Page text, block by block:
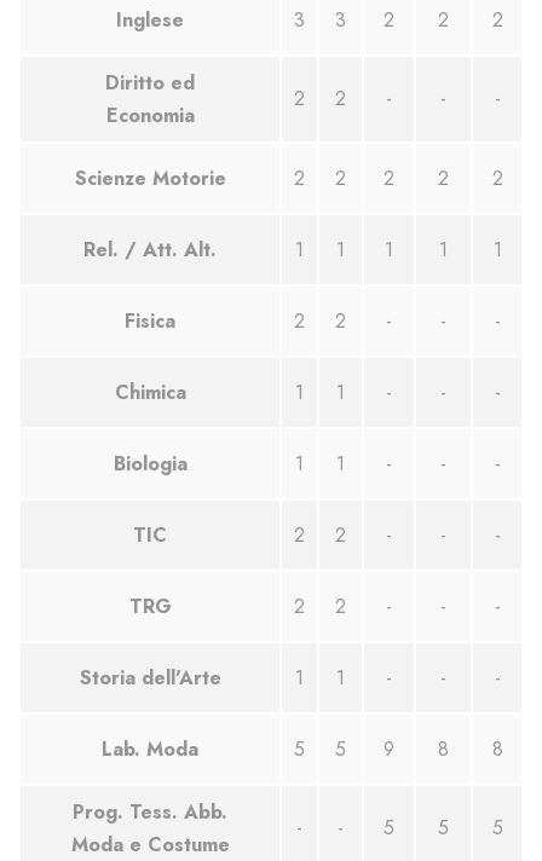
Inglese 3 3 2 2 2
Diritto ed
Economia
2 2 - - -
Scienze Motorie 2 2 2 2 2
Rel. / Att. Alt. 1 1 1 1 1
Fisica 2 2 - - -
Chimica 1 1 - - -
Biologia 1 1 - - -
TIC 2 2 - - -
TRG 2 2 - - -
Storia dell'Arte 1 1 - - -
Lab. Moda 5 5 9 8 8
Prog. Tess. Abb.
Moda e Costume
- - 5 5 5